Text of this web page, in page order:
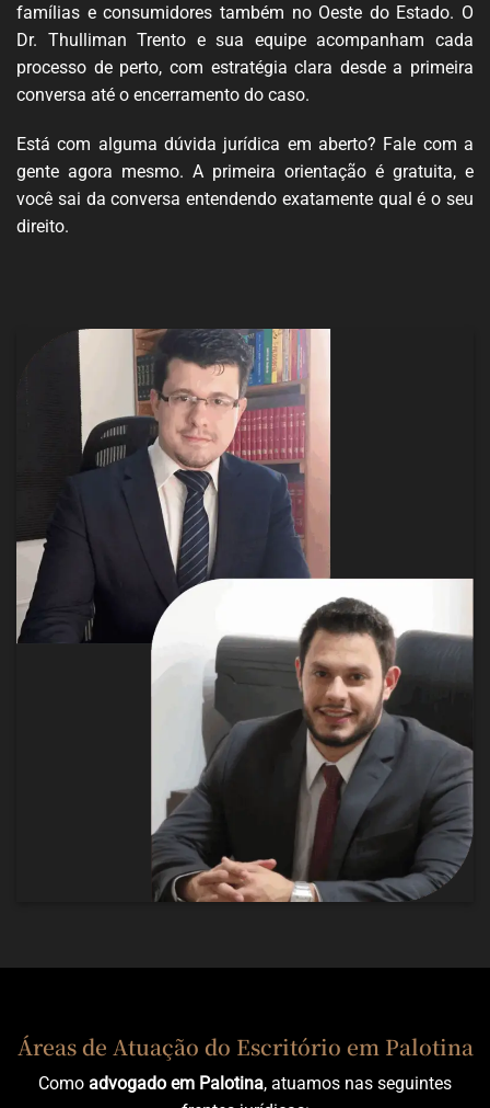
famílias e consumidores também no Oeste do Estado. O
Dr. Thulliman Trento e sua equipe acompanham cada
processo de perto, com estratégia clara desde a primeira
conversa até o encerramento do caso.
Está com alguma dúvida jurídica em aberto? Fale com a
gente agora mesmo. A primeira orientação é gratuita, e
você sai da conversa entendendo exatamente qual é o seu
direito.
Áreas de Atuação do Escritório em Palotina
Como advogado em Palotina, atuamos nas seguintes